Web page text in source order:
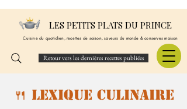
LES PETITS PLATS DU PRINCE
Cuisine du quotidien, recettes de saison, saveurs du monde & conserves maison
Retour vers les dernières recettes publiées
🍴 Lexique Culinaire